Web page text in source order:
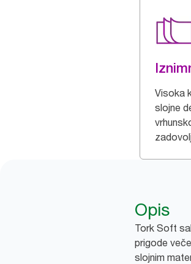
Visoka
slojne
Opis
Tork Soft
prigode
slojnim